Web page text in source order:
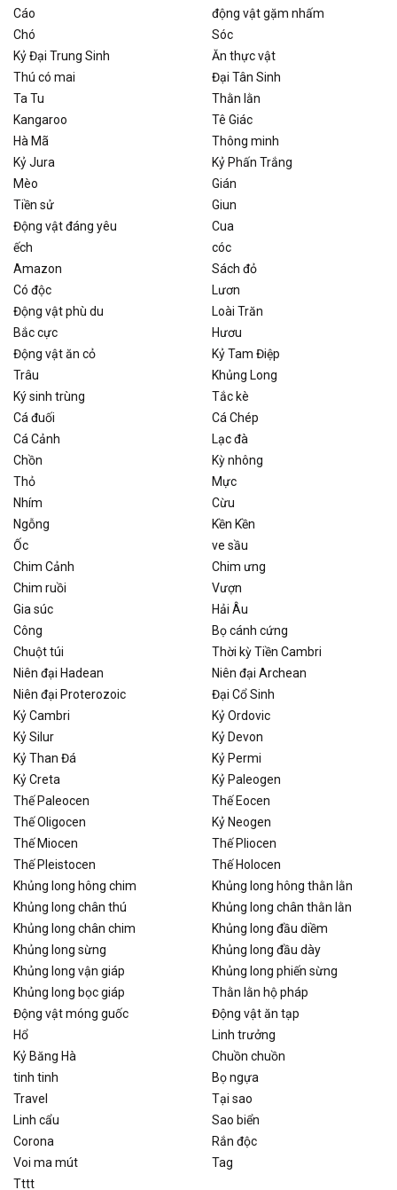
Cáo
động vật gặm nhấm
Chó
Sóc
Kỷ Đại Trung Sinh
Ăn thực vật
Thú có mai
Đại Tân Sinh
Ta Tu
Thằn lằn
Kangaroo
Tê Giác
Hà Mã
Thông minh
Kỷ Jura
Kỷ Phấn Trắng
Mèo
Gián
Tiền sử
Giun
Động vật đáng yêu
Cua
ếch
cóc
Amazon
Sách đỏ
Có độc
Lươn
Động vật phù du
Loài Trăn
Bắc cực
Hươu
Động vật ăn cỏ
Kỷ Tam Điệp
Trâu
Khủng Long
Ký sinh trùng
Tắc kè
Cá đuối
Cá Chép
Cá Cảnh
Lạc đà
Chồn
Kỳ nhông
Thỏ
Mực
Nhím
Cừu
Ngỗng
Kền Kền
Ốc
ve sầu
Chim Cảnh
Chim ưng
Chim ruồi
Vượn
Gia súc
Hải Âu
Công
Bọ cánh cứng
Chuột túi
Thời kỳ Tiền Cambri
Niên đại Hadean
Niên đại Archean
Niên đại Proterozoic
Đại Cổ Sinh
Kỷ Cambri
Kỷ Ordovic
Kỷ Silur
Kỷ Devon
Kỷ Than Đá
Kỷ Permi
Kỷ Creta
Kỷ Paleogen
Thế Paleocen
Thế Eocen
Thế Oligocen
Kỷ Neogen
Thế Miocen
Thế Pliocen
Thế Pleistocen
Thế Holocen
Khủng long hông chim
Khủng long hông thằn lằn
Khủng long chân thú
Khủng long chân thằn lằn
Khủng long chân chim
Khủng long đầu diềm
Khủng long sừng
Khủng long đầu dày
Khủng long vận giáp
Khủng long phiến sừng
Khủng long bọc giáp
Thằn lằn hộ pháp
Động vật móng guốc
Động vật ăn tạp
Hổ
Linh trưởng
Kỷ Băng Hà
Chuồn chuồn
tinh tinh
Bọ ngựa
Travel
Tại sao
Linh cẩu
Sao biển
Corona
Rắn độc
Voi ma mút
Tag
Tttt